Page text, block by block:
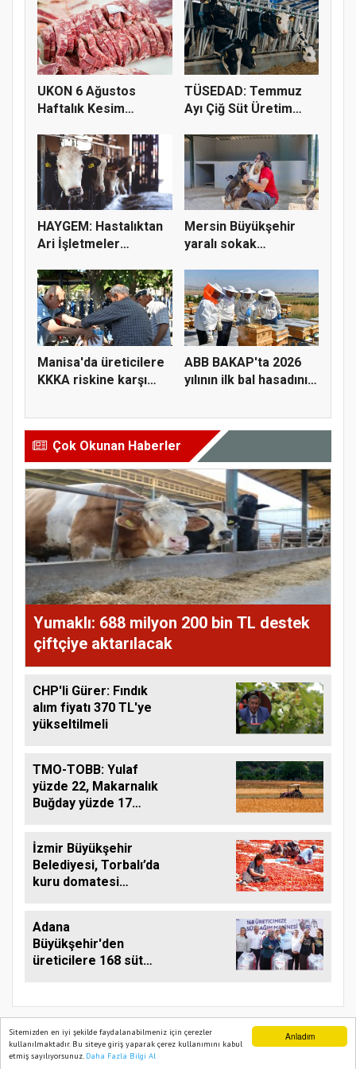
Anladım
Sitemizden en iyi şekilde faydalanabilmeniz için çerezler
kullanılmaktadır. Bu siteye giriş yaparak çerez kullanımını kabul
etmiş sayılıyorsunuz. Daha Fazla Bilgi Al
UKON 6 Ağustos
Haftalık Kesim
TÜSEDAD: Temmuz
Ayı Çiğ Süt Üretim
HAYGEM: Hastalıktan
Ari İşletmeler
Mersin Büyükşehir
yaralı sokak
Manisa'da üreticilere
KKKA riskine karşı
ABB BAKAP'ta 2026
yılının ilk bal hasadını
Çok Okunan Haberler
Yumaklı: 688 milyon 200 bin TL destek
çiftçiye aktarılacak
CHP'li Gürer: Fındık
alım fiyatı 370 TL'ye
yükseltilmeli
TMO-TOBB: Yulaf
yüzde 22, Makarnalık
Buğday yüzde 17
İzmir Büyükşehir
Belediyesi, Torbalı’da
kuru domatesi
Adana
Büyükşehir'den
üreticilere 168 süt
Ana Sayfa Web TV